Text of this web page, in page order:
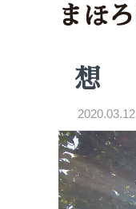
まほ
想
2020.03.12